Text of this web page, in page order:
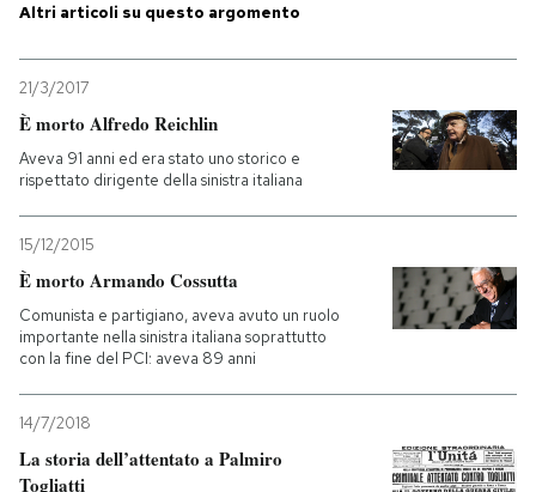
PODCAST
NEWSLETTER
I MIEI PREFERITI
CALENDARIO
Altri articoli su questo argomento
21/3/2017
È morto Alfredo Reichlin
Aveva 91 anni ed era stato uno storico e
rispettato dirigente della sinistra italiana
15/12/2015
È morto Armando Cossutta
Comunista e partigiano, aveva avuto un ruolo
importante nella sinistra italiana soprattutto
con la fine del PCI: aveva 89 anni
14/7/2018
La storia dell’attentato a Palmiro
Togliatti